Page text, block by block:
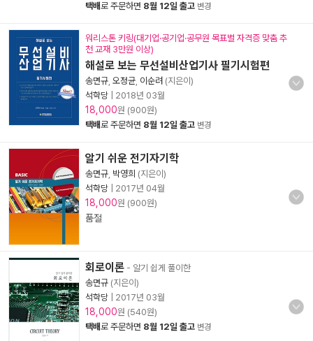
택배로 주문하면 8월 12일 출고 변경
워리스톤 키링(대기업·공기업·공무원 목표별 자격증 맞춤 추
천 교재 3만원 이상)
해설로 보는 무선설비산업기사 필기시험편
송면규 오정균 이순려 (지은이)
석학당
2018년 03월
18,000원 (900원)
택배로 주문하면 8월 12일 출고 변경
알기 쉬운 전기자기학
송면규 박영희 (지은이)
석학당
2017년 04월
18,000원 (900원)
품절
회로이론 - 알기 쉽게 풀이한
송면규 (지은이)
석학당
2017년 03월
18,000원 (540원)
택배로 주문하면 8월 12일 출고 변경